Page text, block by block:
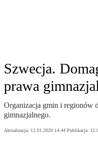
Szwecja.
prawa
Organizacja gmin i regionów
gimnazjalnego.
Aktualizacja: 12.01.2020 14:44 Publikacja: